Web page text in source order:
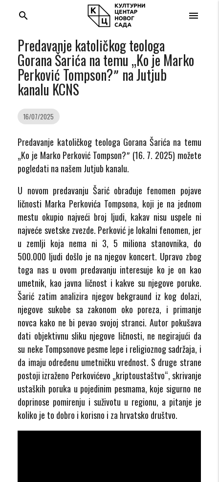
menu
search
Predavanje katoličkog teologa
Gorana Šarića na temu „Ko je Marko
Perković Tompson?ˮ na Jutjub
kanalu KCNS
16/07/2025
Predavanje katoličkog teologa Gorana Šarića na temu
„Ko je Marko Perković Tompson?ˮ (16. 7. 2025) možete
pogledati na našem Jutjub kanalu.
U novom predavanju Šarić obrađuje fenomen pojave
ličnosti Marka Perkovića Tompsona, koji je na jednom
mestu okupio najveći broj ljudi, kakav nisu uspele ni
najveće svetske zvezde. Perković je lokalni fenomen, jer
u zemlji koja nema ni 3, 5 miliona stanovnika, do
500.000 ljudi došlo je na njegov koncert. Upravo zbog
toga nas u ovom predavanju interesuje ko je on kao
umetnik, kao javna ličnost i kakve su njegove poruke.
Šarić zatim analizira njegov bekgraund iz kog dolazi,
njegove sukobe sa zakonom oko poreza, i primanje
novca kako ne bi pevao svojoj stranci. Autor pokušava
dati objektivnu sliku njegove ličnosti, ne negirajući da
su neke Tompsonove pesme lepe i religioznog sadržaja, i
da imaju određenu umetničku vrednost. S druge strane
postoji izraženo Perkovićevo „kriptoustaštvo“, skrivanje
ustaških poruka u pojedinim pesmama, koje sigurno ne
doprinose pomirenju i suživotu u regionu, a pitanje je
koliko je to dobro i korisno i za hrvatsko društvo.